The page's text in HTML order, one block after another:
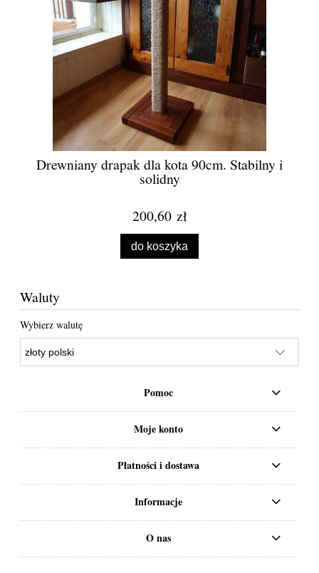
Drewniany drapak dla kota 90cm. Stabilny i
solidny
200,60 zł
do koszyka
Waluty
Wybierz walutę
Pomoc
Moje konto
Płatności i dostawa
Informacje
O nas